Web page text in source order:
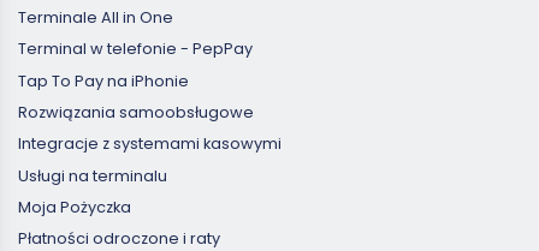
Terminale All in One
Terminal w telefonie - PepPay
Tap To Pay na iPhonie
Rozwiązania samoobsługowe
Integracje z systemami kasowymi
Usługi na terminalu
Moja Pożyczka
Płatności odroczone i raty